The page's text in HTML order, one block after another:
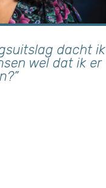
dacht ik
wel dat ik er